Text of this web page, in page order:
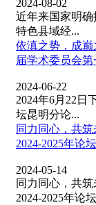
2024-08-02
近年来国家明
特色县域经...
依滇之势，成
届学术委员会
2024-06-22
2024年6月22日
坛昆明分论...
同力同心，共
2024-2025年论
2024-05-14
同力同心，共
2024-2025年论